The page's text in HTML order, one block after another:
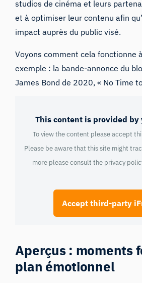
studios de cinéma et leurs
et à optimiser leur contenu afin
impact auprès du public visé.
Voyons comment cela fonctionne à
exemple : la bande-annonce du
James Bond de 2020, « No Time
This content is provided by
To view the content please accept
Please be aware that this site might
more please consult the privacy
Accept third-party
Aperçus : moments
plan émotionnel